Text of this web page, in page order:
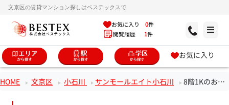
文京区の賃貸マンション探しはベステックスで
お気に入り 0件
閲覧履歴 1件
お気に入り
HOME 文京区 小石川 サンモールエイト小石川 8階1Kのお部屋